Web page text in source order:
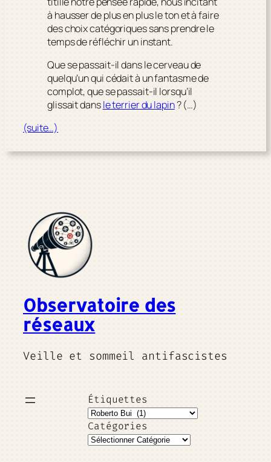
à hausser de plus en plus le ton et à faire
des choix catégoriques sans prendre le
temps de réfléchir un instant.
Que se passait-il dans le cerveau de
quelqu’un qui cédait à un fantasme de
complot, que se passait-il lorsqu’il
glissait dansle terrier du lapin? (…)
(suite…)
Observatoire des
réseaux
Veille et sommeil antifascistes
Étiquettes
Catégories